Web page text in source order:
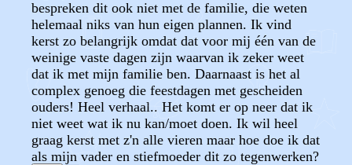
bespreken dit ook niet met de familie, die weten
helemaal niks van hun eigen plannen. Ik vind
kerst zo belangrijk omdat dat voor mij één van de
weinige vaste dagen zijn waarvan ik zeker weet
dat ik met mijn familie ben. Daarnaast is het al
complex genoeg die feestdagen met gescheiden
ouders! Heel verhaal.. Het komt er op neer dat ik
niet weet wat ik nu kan/moet doen. Ik wil heel
graag kerst met z'n alle vieren maar hoe doe ik dat
als mijn vader en stiefmoeder dit zo tegenwerken?